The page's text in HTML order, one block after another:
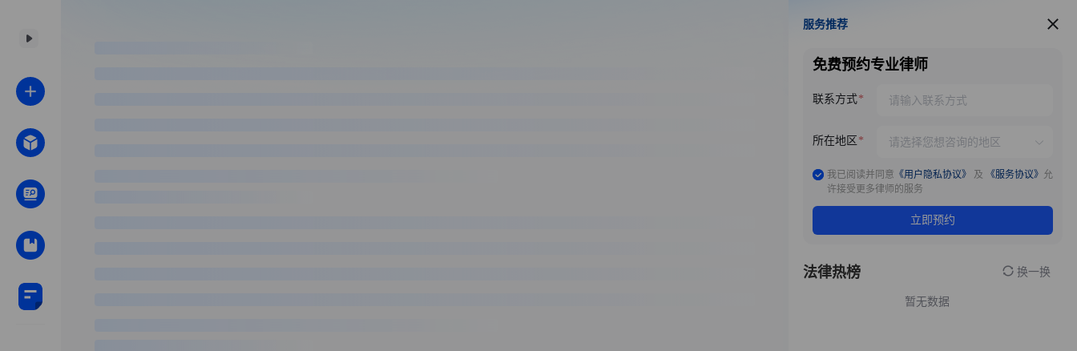
服务推荐
服务推荐
免费预约专业律师
联系方式
所在地区
我已阅读并同意 《用户隐私协议》 及 《服务协议》 允
许接受更多律师的服务
立即预约
法律热榜 换一换
暂无数据